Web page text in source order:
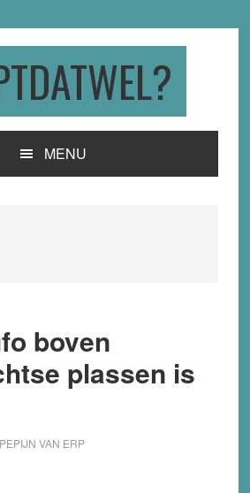
MENU
boven
plassen is
PEPIJN VAN ERP